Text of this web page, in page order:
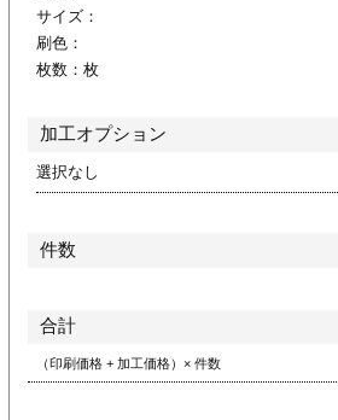
サイズ：
刷色：
枚数： 枚
加工オプション
選択なし
件数
合計
（印刷価格 + 加工価格）× 件数